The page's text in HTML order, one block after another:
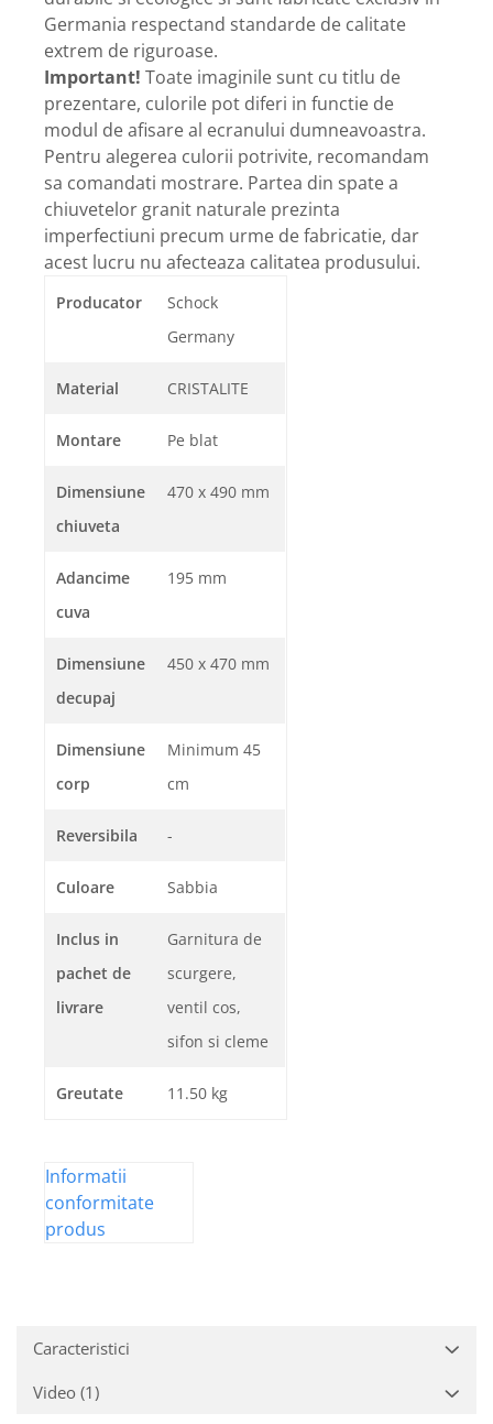
Germania respectand standarde de calitate
extrem de riguroase.
Important! Toate imaginile sunt cu titlu de
prezentare, culorile pot diferi in functie de
modul de afisare al ecranului dumneavoastra.
Pentru alegerea culorii potrivite, recomandam
sa comandati mostrare. Partea din spate a
chiuvetelor granit naturale prezinta
imperfectiuni precum urme de fabricatie, dar
acest lucru nu afecteaza calitatea produsului.
Producator
Schock
Germany
Material CRISTALITE
Montare Pe blat
Dimensiune
chiuveta
470 x 490 mm
Adancime
cuva
195 mm
Dimensiune
decupaj
450 x 470 mm
Dimensiune
corp
Minimum 45
cm
Reversibila -
Culoare Sabbia
Inclus in
pachet de
livrare
Garnitura de
scurgere,
ventil cos,
sifon si cleme
Greutate 11.50 kg
Informatii
conformitate
produs
Caracteristici
Video (1)